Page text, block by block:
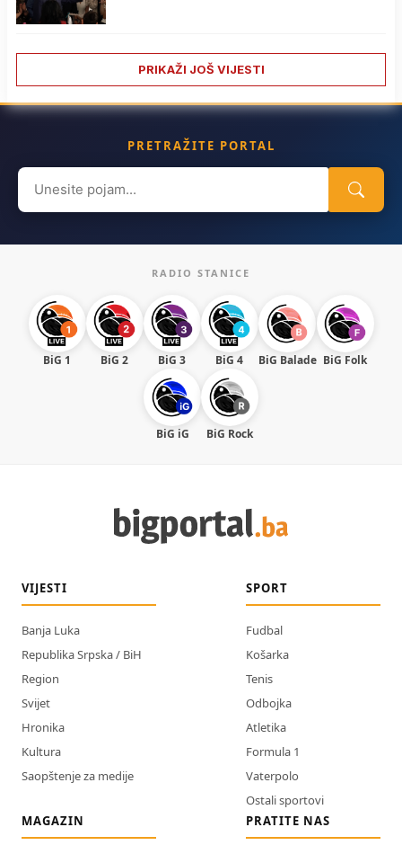
PRIKAŽI JOŠ VIJESTI
PRETRAŽITE PORTAL
Search
for:
RADIO STANICE
BiG 1 BiG 2 BiG 3 BiG 4 BiG Balade BiG Folk
BiG iG BiG Rock
VIJESTI
Banja Luka
Republika Srpska / BiH
Region
Svijet
Hronika
Kultura
Saopštenje za medije
SPORT
Fudbal
Košarka
Tenis
Odbojka
Atletika
Formula 1
Vaterpolo
Ostali sportovi
MAGAZIN
PRATITE NAS